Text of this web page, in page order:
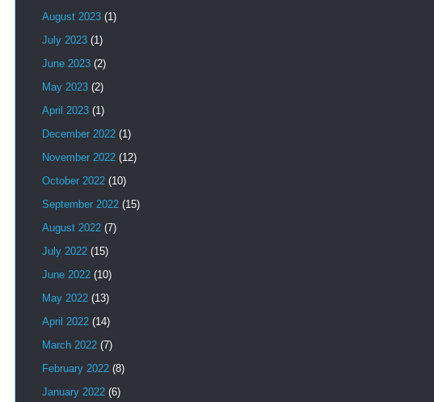
August 2023 (1)
July 2023 (1)
June 2023 (2)
May 2023 (2)
April 2023 (1)
December 2022 (1)
November 2022 (12)
October 2022 (10)
September 2022 (15)
August 2022 (7)
July 2022 (15)
June 2022 (10)
May 2022 (13)
April 2022 (14)
March 2022 (7)
February 2022 (8)
January 2022 (6)